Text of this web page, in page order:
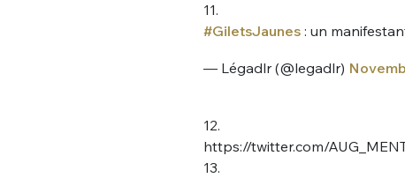
11.
#GiletsJaunes: un
— Légadlr (@legadlr)
12.
https://twitter.com/
13.